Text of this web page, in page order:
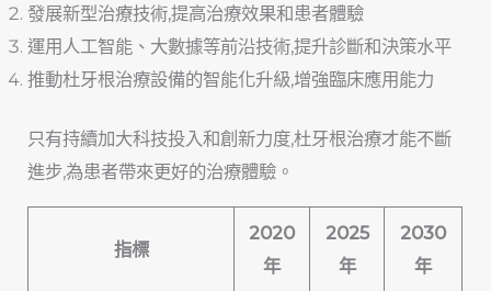
發展新型治療技術,提高治療效果和患者體驗
運用人工智能、大數據等前沿技術,提升診斷和決策水平
推動杜牙根治療設備的智能化升級,增強臨床應用能力
只有持續加大科技投入和創新力度,杜牙根治療才能不斷
進步,為患者帶來更好的治療體驗。
指標
2020
年
2025
年
2030
年